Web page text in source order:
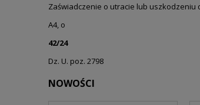
Zaświadczenie o utracie lub uszkodzeniu
A4, o
42/24
Dz. U. poz. 2798
NOWOŚCI